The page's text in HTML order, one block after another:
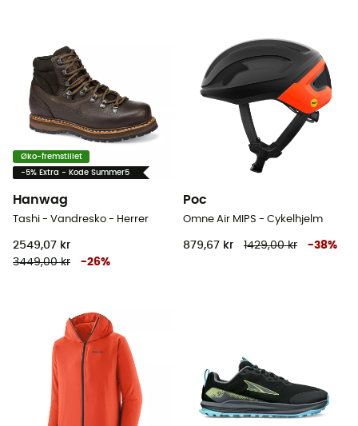
Øko-fremstillet
-5% Extra - Kode Summer5
Hanwag
Tashi - Vandresko - Herrer
2549,07 kr
3449,00 kr
-26%
Poc
Omne Air MIPS - Cykelhjelm
879,67 kr 1429,00 kr -38%